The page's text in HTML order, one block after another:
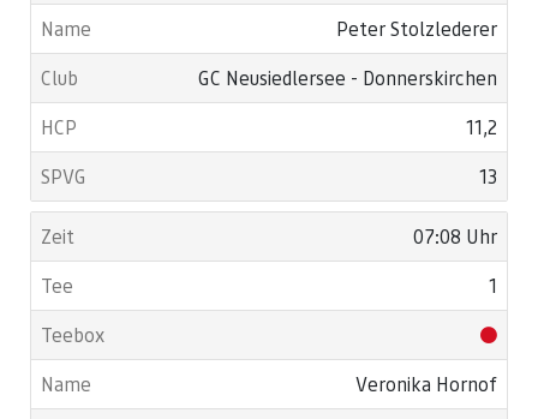
Peter Stolzlederer
GC Neusiedlersee - Donnerskirchen
11,2
13
07:08 Uhr
1
Veronika Hornof